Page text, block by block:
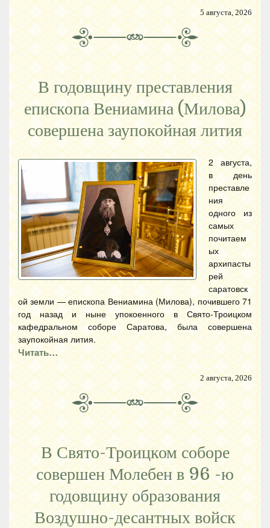
5 августа, 2026
В годовщину преставления
епископа Вениамина (Милова)
совершена заупокойная лития
2 августа,
в день
преставле
ния
одного из
самых
почитаем
ых
архипасты
рей
саратовск
ой земли — епископа Вениамина (Милова), почившего 71
год назад и ныне упокоенного в Свято-Троицком
кафедральном соборе Саратова, была совершена
заупокойная лития.
Читать…
2 августа, 2026
В Свято-Троицком соборе
совершен Молебен в 96 -ю
годовщину образования
Воздушно-десантных войск